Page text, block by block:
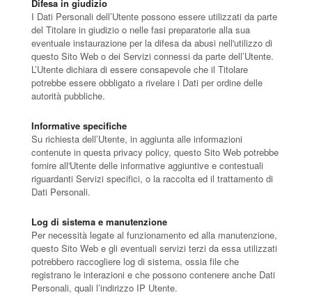
Difesa in giudizio
I Dati Personali dell’Utente possono essere utilizzati da parte
del Titolare in giudizio o nelle fasi preparatorie alla sua
eventuale instaurazione per la difesa da abusi nell'utilizzo di
questo Sito Web o dei Servizi connessi da parte dell’Utente.
L’Utente dichiara di essere consapevole che il Titolare
potrebbe essere obbligato a rivelare i Dati per ordine delle
autorità pubbliche.
Informative specifiche
Su richiesta dell’Utente, in aggiunta alle informazioni
contenute in questa privacy policy, questo Sito Web potrebbe
fornire all'Utente delle informative aggiuntive e contestuali
riguardanti Servizi specifici, o la raccolta ed il trattamento di
Dati Personali.
Log di sistema e manutenzione
Per necessità legate al funzionamento ed alla manutenzione,
questo Sito Web e gli eventuali servizi terzi da essa utilizzati
potrebbero raccogliere log di sistema, ossia file che
registrano le interazioni e che possono contenere anche Dati
Personali, quali l’indirizzo IP Utente.